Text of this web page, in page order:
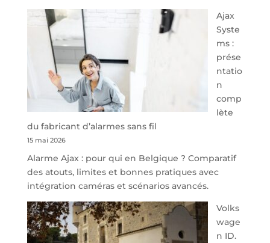
À
40
minutes
de
Namur,
Steveny
Park
redessine
de
parking
sécurisé
à
l’aéroport
de
Charleroi
Ajax
Syste
ms :
prése
ntatio
n
comp
lète
du fabricant d’alarmes sans fil
15 mai 2026
Alarme Ajax : pour qui en Belgique ? Comparatif
des atouts, limites et bonnes pratiques avec
intégration caméras et scénarios avancés.
Volks
wage
n ID.